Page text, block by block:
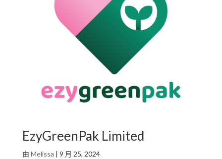
EzyGreenPak Limited
由 Melissa | 9 月 25, 2024